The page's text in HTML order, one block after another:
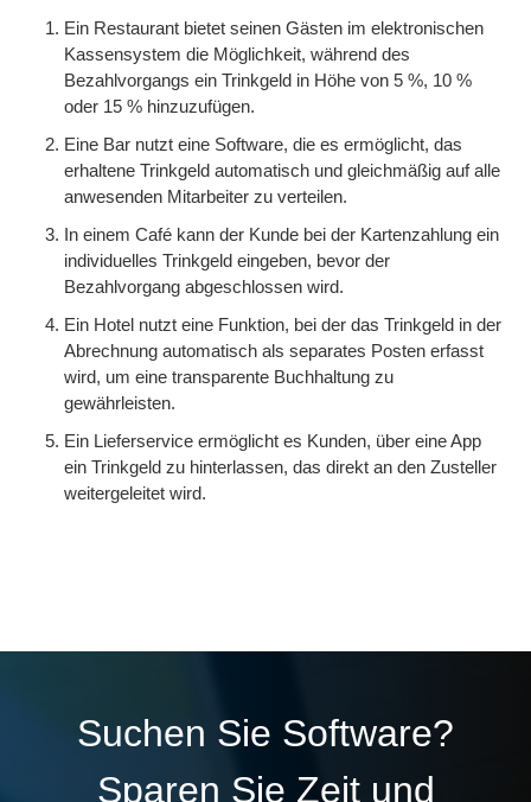
Ein Restaurant bietet seinen Gästen im elektronischen
Kassensystem die Möglichkeit, während des
Bezahlvorgangs ein Trinkgeld in Höhe von 5 %, 10 %
oder 15 % hinzuzufügen.
Eine Bar nutzt eine Software, die es ermöglicht, das
erhaltene Trinkgeld automatisch und gleichmäßig auf alle
anwesenden Mitarbeiter zu verteilen.
In einem Café kann der Kunde bei der Kartenzahlung ein
individuelles Trinkgeld eingeben, bevor der
Bezahlvorgang abgeschlossen wird.
Ein Hotel nutzt eine Funktion, bei der das Trinkgeld in der
Abrechnung automatisch als separates Posten erfasst
wird, um eine transparente Buchhaltung zu
gewährleisten.
Ein Lieferservice ermöglicht es Kunden, über eine App
ein Trinkgeld zu hinterlassen, das direkt an den Zusteller
weitergeleitet wird.
Suchen Sie Software?
Sparen Sie Zeit und